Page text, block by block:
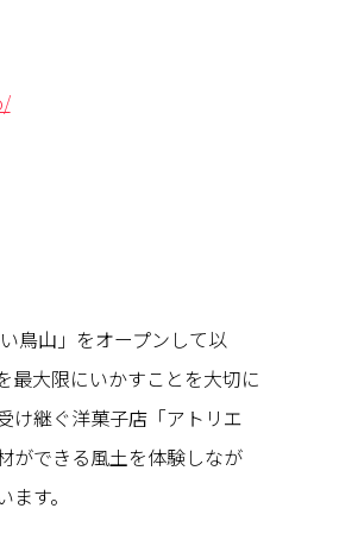
鳥山」をオープンして以
最大限にいかすことを大切に
け継ぐ洋菓子店「アトリエ
ができる風土を体験しなが
す。